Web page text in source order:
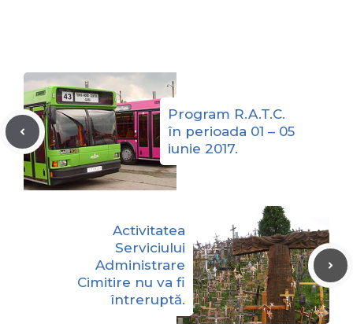
Program R.A.T.C.
în perioada 01 – 05
iunie 2017.
Activitatea
Serviciului
Administrare
Cimitire nu va fi
întreruptă.